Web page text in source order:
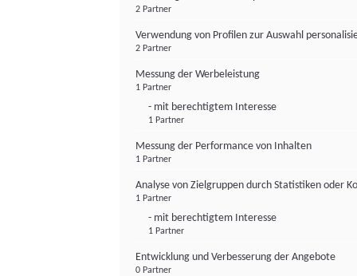
2 Partner
Verwendung von Profilen zur Auswahl
2 Partner
Messung der Werbeleistung
1 Partner
- mit berechtigtem Interesse
1 Partner
Messung der Performance von Inhalten
1 Partner
Analyse von Zielgruppen durch Statistiken oder
1 Partner
- mit berechtigtem Interesse
1 Partner
Entwicklung und Verbesserung der Angebote
0 Partner